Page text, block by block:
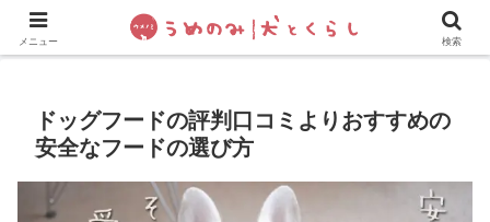
犬の手作りご飯 フレブル飼い方・しつけ ペットグッズ&
ドッグフードの評判口コミよりおすすめの
安全なフードの選び方
メニュー 検索